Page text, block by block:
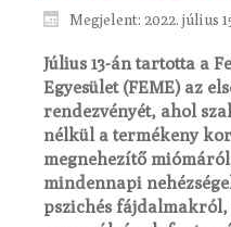
Megjelent: 2022. július
Július 13-án tartotta a
Egyesület (FEME) az
rendezvényét, ahol
nélkül a termékeny
megnehezítő
mindennapi
pszichés fájdalmakról,